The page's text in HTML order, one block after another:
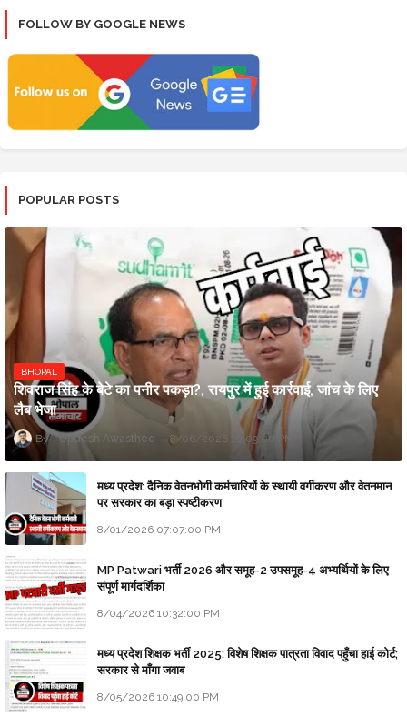
FOLLOW BY GOOGLE NEWS
POPULAR POSTS
BHOPAL
शिवराज सिंह के बेटे का पनीर पकड़ा?, रायपुर में हुई कार्रवाई, जांच के लिए
लैब भेजा
Updesh Awasthee 8/06/2026 10:09:00 PM
मध्य प्रदेश: दैनिक वेतनभोगी कर्मचारियों के स्थायी वर्गीकरण और वेतनमान
पर सरकार का बड़ा स्पष्टीकरण
8/01/2026 07:07:00 PM
MP Patwari भर्ती 2026 और समूह-2 उपसमूह-4 अभ्यर्थियों के लिए
संपूर्ण मार्गदर्शिका
8/04/2026 10:32:00 PM
मध्य प्रदेश शिक्षक भर्ती 2025: विशेष शिक्षक पात्रता विवाद पहुँचा हाई कोर्ट;
सरकार से माँगा जवाब
8/05/2026 10:49:00 PM